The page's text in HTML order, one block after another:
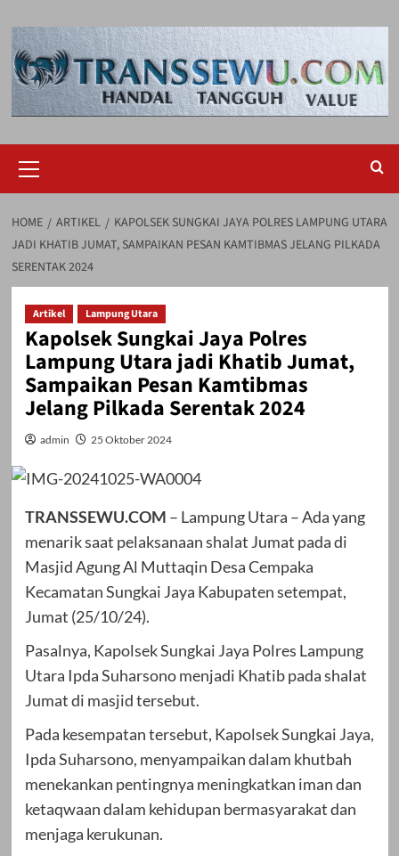
to
content
Menu
HOME ARTIKEL
KAPOLSEK SUNGKAI JAYA POLRES LAMPUNG UTARA
JADI KHATIB JUMAT, SAMPAIKAN PESAN KAMTIBMAS JELANG PILKADA
SERENTAK 2024
Artikel Lampung Utara
Kapolsek Sungkai Jaya Polres
Lampung Utara jadi Khatib Jumat,
Sampaikan Pesan Kamtibmas
Jelang Pilkada Serentak 2024
admin 25 Oktober 2024
TRANSSEWU.COM – Lampung Utara – Ada yang
menarik saat pelaksanaan shalat Jumat pada di
Masjid Agung Al Muttaqin Desa Cempaka
Kecamatan Sungkai Jaya Kabupaten setempat,
Jumat (25/10/24).
Pasalnya, Kapolsek Sungkai Jaya Polres Lampung
Utara Ipda Suharsono menjadi Khatib pada shalat
Jumat di masjid tersebut.
Pada kesempatan tersebut, Kapolsek Sungkai Jaya,
Ipda Suharsono, menyampaikan dalam khutbah
menekankan pentingnya meningkatkan iman dan
ketaqwaan dalam kehidupan bermasyarakat dan
menjaga kerukunan.